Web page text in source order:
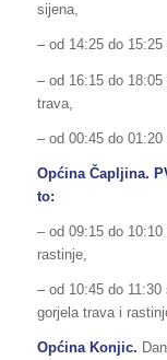
sijena,
– od 14:25 do
– od 16:15 do
trava,
– od 00:45 do
Općina Čapljina.
to:
– od 09:15 do
rastinje,
– od 10:45 do
gorjela trava i
Općina Konjic.